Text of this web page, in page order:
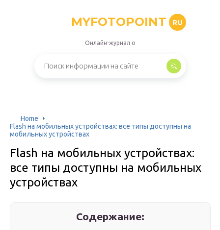
MYFOTOPOINT RU
Онлайн-журнал о
Home
Flash на мобильных устройствах: все типы доступны на
мобильных устройствах
Flash на мобильных устройствах:
все типы доступны на мобильных
устройствах
Содержание: